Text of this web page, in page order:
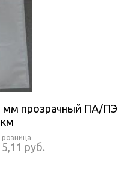
мм прозрачный ПА/ПЭ
5,11 руб.